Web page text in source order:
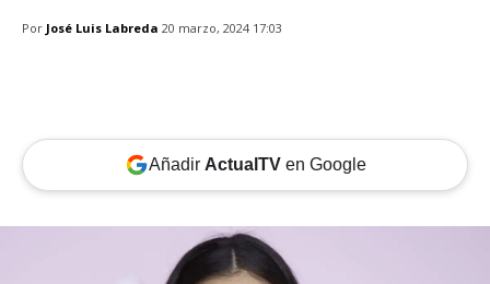
Por José Luis Labreda 20 marzo, 2024 17:03
Añadir ActualTVen Google